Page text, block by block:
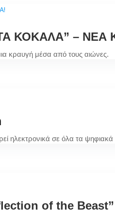
ΚΟΚΑΛΑ” – ΝΕΑ
κραυγή μέσα από τους αιώνες.
ηλεκτρονικά σε όλα τα
of the Beast”